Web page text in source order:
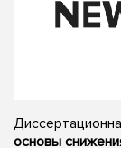
основы